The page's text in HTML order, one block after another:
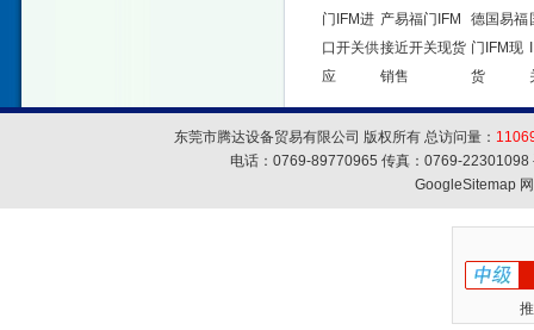
门IFM进
口开关供
应
产易福门IFM
接近开关现货
销售
德国易福
门IFM现
货
东莞市腾达设备贸易有限公司 版权所有 总访问量：
电话：0769-89770965 传真：0769-
GoogleSitemap网